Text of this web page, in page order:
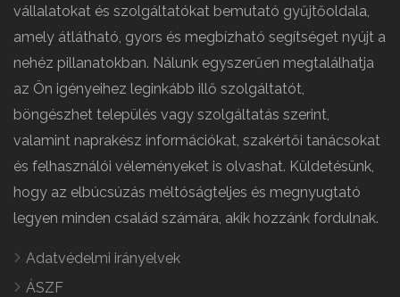
vállalatokat és szolgáltatókat bemutató gyűjtőoldala,
amely átlátható, gyors és megbízható segítséget nyújt a
nehéz pillanatokban. Nálunk egyszerűen megtalálhatja
az Ön igényeihez leginkább illő szolgáltatót,
böngészhet település vagy szolgáltatás szerint,
valamint naprakész információkat, szakértői tanácsokat
és felhasználói véleményeket is olvashat. Küldetésünk,
hogy az elbúcsúzás méltóságteljes és megnyugtató
legyen minden család számára, akik hozzánk fordulnak.
Adatvédelmi irányelvek
ÁSZF